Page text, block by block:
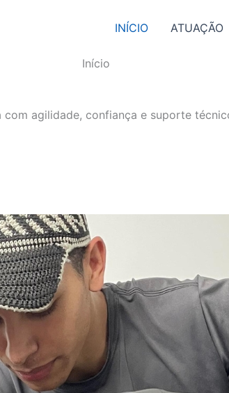
INÍCIO ATUAÇÃO
Início
agilidade, confiança e suporte